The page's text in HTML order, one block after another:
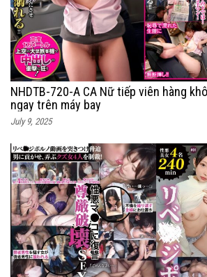
NHDTB-720-A CA Nữ tiếp viên hàng
ngay trên máy bay
July 9, 2025